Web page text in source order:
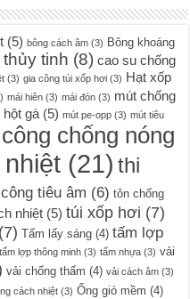
(5) bông cách âm (3) Bông khoáng
tinh (8) cao su chống
(3) gia công túi xốp hơi (3) Hạt xốp
mái hiên (3) mái đón (3) mút chống
hột gà (5) mút pe-opp (3) mút tiêu
chống nóng
(21) thi
tiêu âm (6) tôn chống
nhiệt (5) túi xốp hơi (7)
(7) Tấm lấy sáng (4) tấm lợp
tấm lợp thông minh (3) tấm nhựa (3) vải
vải chống thấm (4) vải cách âm (3)
cách nhiệt (3) Ống gió mềm (4)